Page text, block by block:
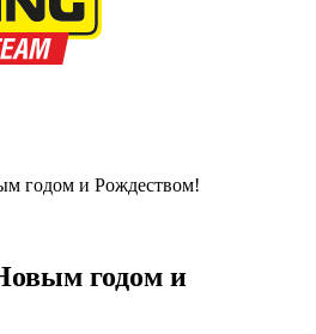
годом и Рождеством!
годом и